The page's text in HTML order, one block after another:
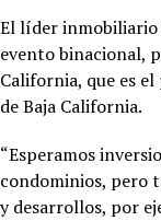
El líder inmobiliario
evento binacional,
California, que es
de Baja California.
“Esperamos
condominios, pero
y desarrollos, por